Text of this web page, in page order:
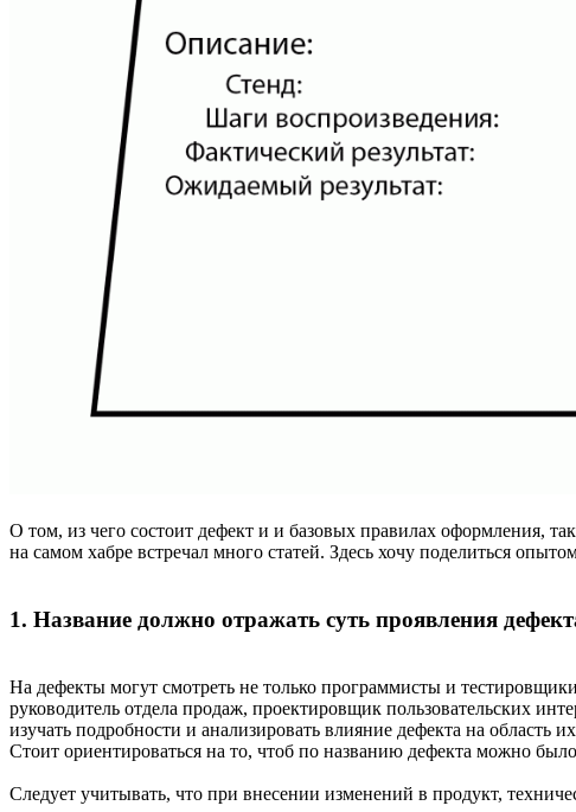
О том, из чего состоит дефект и и базовых правилах оформления,
на самом хабре встречал много статей. Здесь хочу поделиться
1. Название должно отражать суть проявления
На дефекты могут смотреть не только программисты и
руководитель отдела продаж, проектировщик пользовательских
изучать подробности и анализировать влияние дефекта на
Стоит ориентироваться на то, чтоб по названию дефекта можно
Следует учитывать, что при внесении изменений в продукт,